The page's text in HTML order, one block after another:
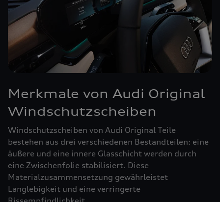
Merkmale von Audi Original
Windschutzscheiben
Windschutzscheiben von Audi Original Teile
bestehen aus drei verschiedenen Bestandteilen: eine
äußere und eine innere Glasschicht werden durch
eine Zwischenfolie stabilisiert. Diese
Materialzusammensetzung gewährleistet
Langlebigkeit und eine verringerte